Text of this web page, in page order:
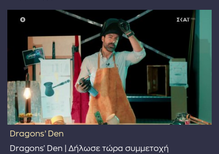
Dragons’ Den
Dragons' Den | Δήλωσε τώρα συμμετοχή